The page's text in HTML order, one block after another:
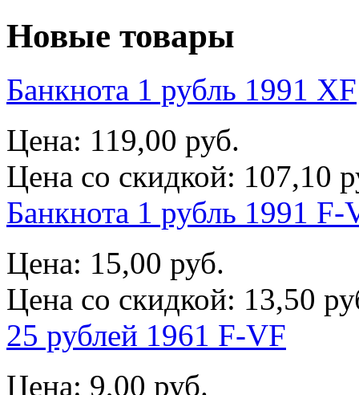
Новые товары
Банкнота 1 рубль 1991 XF
Цена: 119,00 руб.
Цена со скидкой: 107,10
Банкнота 1 рубль 1991 F-
Цена: 15,00 руб.
Цена со скидкой: 13,50
25 рублей 1961 F-VF
Цена: 9,00 руб.